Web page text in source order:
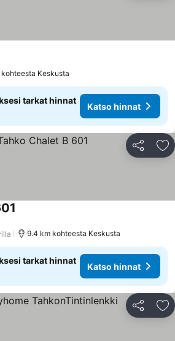
hinnat
Keskusta
tarkat hinnat
Katso hinnat
Jaa
9.4 km kohteesta Keskusta
tarkat hinnat
Katso hinnat
Jaa